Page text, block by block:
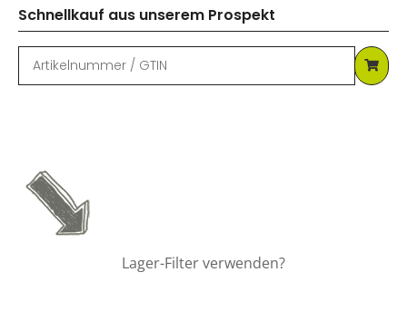
Schnellkauf aus unserem Prospekt
Lager-Filter verwenden?